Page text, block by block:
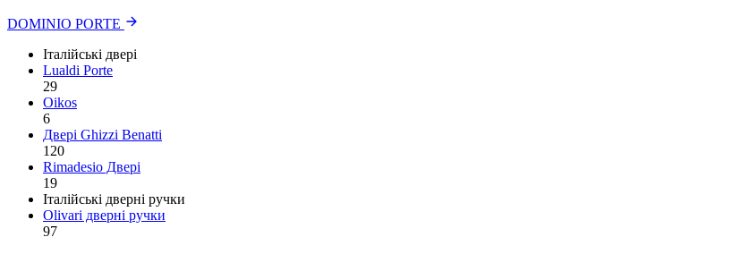
DOMINIO PORTE
Італійські двері
Lualdi Porte
29
Oikos
6
Двері Ghizzi Benatti
120
Rimadesio Двері
19
Італійські дверні ручки
Olivari дверні ручки
97